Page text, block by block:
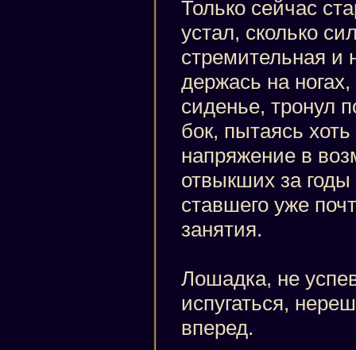
Только сейчас
устал, сколько
стремительная и
держась на
сиденье, тронул
бок, пытаясь
напряжение в
отвыкших за годы
ставшего уже
занятия.
Лошадка, не
испугаться,
вперед.